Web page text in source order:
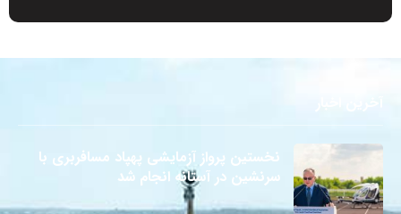
نخستین پرواز آزمایشی پهپاد مسافربری با
سرنشین در آستانه انجام شد